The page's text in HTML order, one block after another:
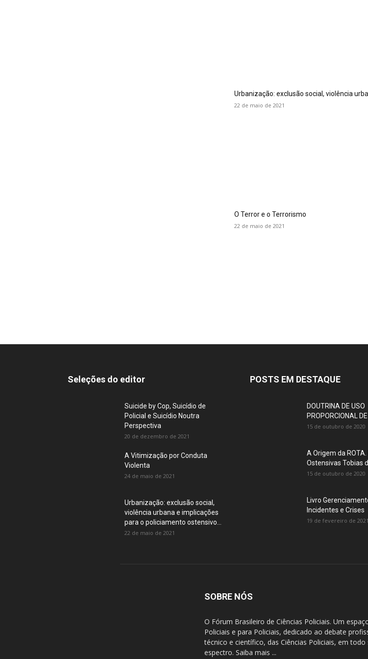
Urbanização: exclusão social, violência
22 de maio de 2021
O Terror e o Terrorismo
22 de maio de 2021
Seleções do editor
Suicide by Cop, Suicídio de
Policial e Suicídio Noutra
Perspectiva
20 de dezembro de 2021
A Vitimização por Conduta
Violenta
24 de maio de 2021
Urbanização: exclusão social,
violência urbana e implicações
para o policiamento ostensivo...
22 de maio de 2021
POSTS EM DESTAQUE
DOUTRINA DE USO
PROPORCIONAL
15 de outubro de 2020
A Origem da ROTA.
Ostensivas Tobias
15 de outubro de 2020
Livro
Incidentes e Crises
19 de fevereiro de 2021
SOBRE NÓS
O Fórum Brasileiro de Ciências Policiais. Um
Policiais e para Policiais, dedicado ao debate
técnico e científico, das Ciências Policiais, em todo
espectro. Saiba mais ...